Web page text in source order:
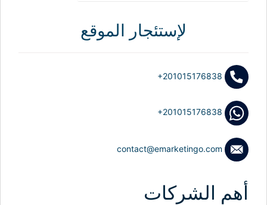
لإستئجار الموقع
+201015176838
+201015176838
contact@emarketingo.com
أهم الشركات